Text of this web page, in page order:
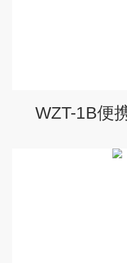
WZT-1B便